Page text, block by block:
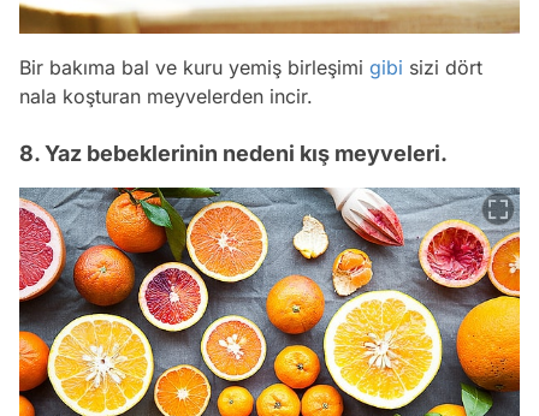
Bir bakıma bal ve kuru yemiş birleşimi gibi sizi dört
nala koşturan meyvelerden incir.
8. Yaz bebeklerinin nedeni kış meyveleri.